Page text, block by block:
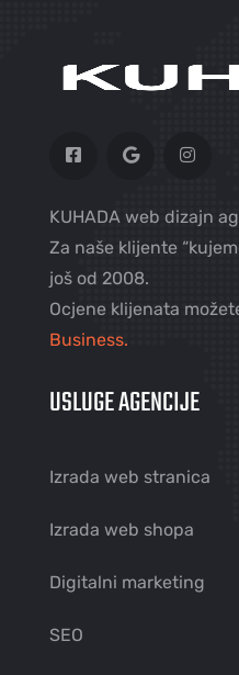
KUHADA web dizajn
Za naše klijente
još od 2008.
Ocjene klijenata
Business.
USLUGE AGENCIJE
Izrada web stranica
Izrada web shopa
Digitalni marketing
SEO